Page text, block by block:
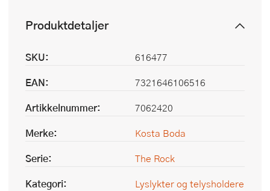
Produktdetaljer
SKU:
616477
EAN:
7321646106516
Artikkelnummer:
7062420
Merke:
Kosta Boda
Serie:
The Rock
Kategori:
Lyslykter og telysholdere